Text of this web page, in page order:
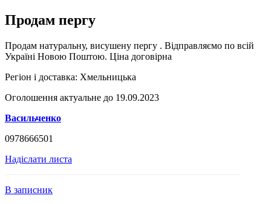
Продам пергу
Продам натуральну, висушену пергу . Відправляємо по всій
Україні Новою Поштою. Ціна договірна
Регіон і доставка: Хмельницька
Оголошення актуальне до 19.09.2023
Васильченко
0978666501
Надіслати листа
В записник